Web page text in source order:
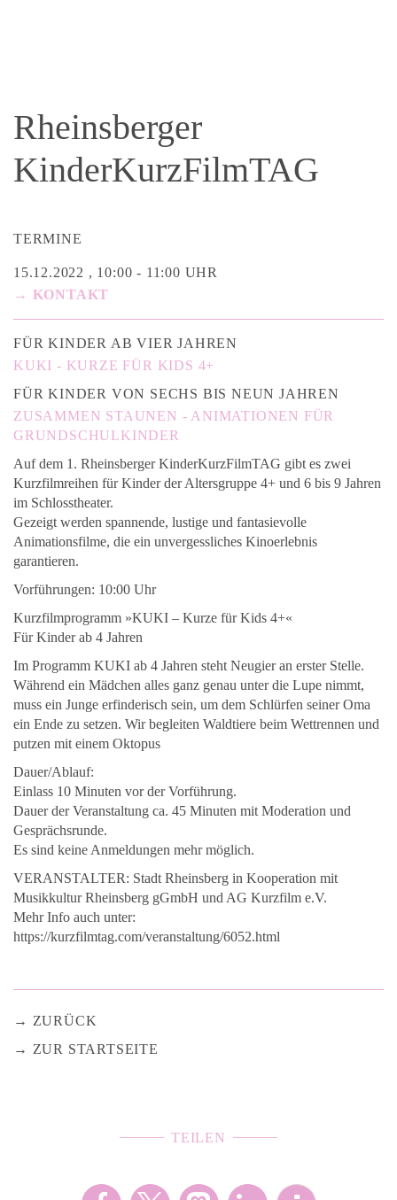
Rheinsberger
KinderKurzFilmTAG
TERMINE
15.12.2022 , 10:00 - 11:00 UHR
→ KONTAKT
FÜR KINDER AB VIER JAHREN
KUKI - KURZE FÜR KIDS 4+
FÜR KINDER VON SECHS BIS NEUN JAHREN
ZUSAMMEN STAUNEN - ANIMATIONEN FÜR
GRUNDSCHULKINDER
Auf dem 1. Rheinsberger KinderKurzFilmTAG gibt es zwei
Kurzfilmreihen für Kinder der Altersgruppe 4+ und 6 bis 9 Jahren
im Schlosstheater.
Gezeigt werden spannende, lustige und fantasievolle
Animationsfilme, die ein unvergessliches Kinoerlebnis
garantieren.
Vorführungen: 10:00 Uhr
Kurzfilmprogramm »KUKI – Kurze für Kids 4+«
Für Kinder ab 4 Jahren
Im Programm KUKI ab 4 Jahren steht Neugier an erster Stelle.
Während ein Mädchen alles ganz genau unter die Lupe nimmt,
muss ein Junge erfinderisch sein, um dem Schlürfen seiner Oma
ein Ende zu setzen. Wir begleiten Waldtiere beim Wettrennen und
putzen mit einem Oktopus
Dauer/Ablauf:
Einlass 10 Minuten vor der Vorführung.
Dauer der Veranstaltung ca. 45 Minuten mit Moderation und
Gesprächsrunde.
Es sind keine Anmeldungen mehr möglich.
VERANSTALTER: Stadt Rheinsberg in Kooperation mit
Musikkultur Rheinsberg gGmbH und AG Kurzfilm e.V.
Mehr Info auch unter:
https://kurzfilmtag.com/veranstaltung/6052.html
ZURÜCK
ZUR STARTSEITE
TEILEN